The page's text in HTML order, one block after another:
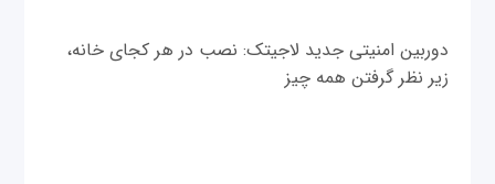
دوربین امنیتی جدید لاجیتک: نصب در هر کجای خانه،
زیر نظر گرفتن همه چیز